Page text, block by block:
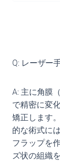
Q: レーザー
A: 主に角膜
で精密に変
矯正します
的な術式に
フラップを
ズ状の組織